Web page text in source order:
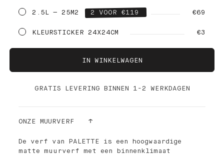
2.5L — 25M2 2 VOOR €119 €69
KLEURSTICKER 24X24CM €3
IN WINKELWAGEN
GRATIS LEVERING BINNEN 1-2 WERKDAGEN
ONZE MUURVERF
De verf van PALETTE is een hoogwaardige
matte muurverf met een binnenklimaat